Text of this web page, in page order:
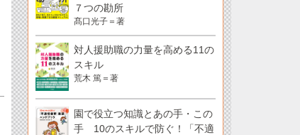
７つの勘所
髙口光子＝著
対人援助職の力量を高める11の
スキル
荒木 篤＝著
園で役立つ知識とあの手・この
手 10のスキルで防ぐ！「不適